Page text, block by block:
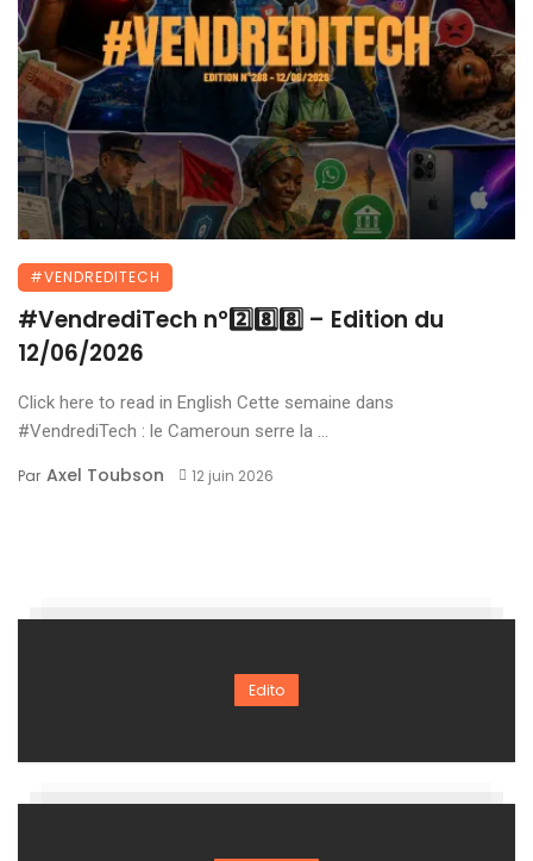
#VENDREDITECH
#VendrediTech n°2️⃣8️⃣8️⃣ – Edition du
12/06/2026
Click here to read in English Cette semaine dans
#VendrediTech : le Cameroun serre la ...
Par Axel Toubson 12 juin 2026
Edito